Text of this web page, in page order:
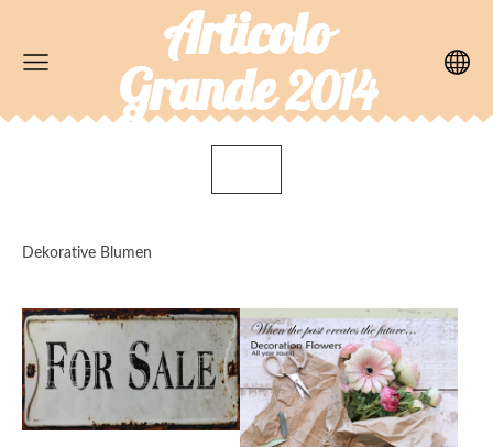
Articolo
Grande2014
Dekorative Blumen